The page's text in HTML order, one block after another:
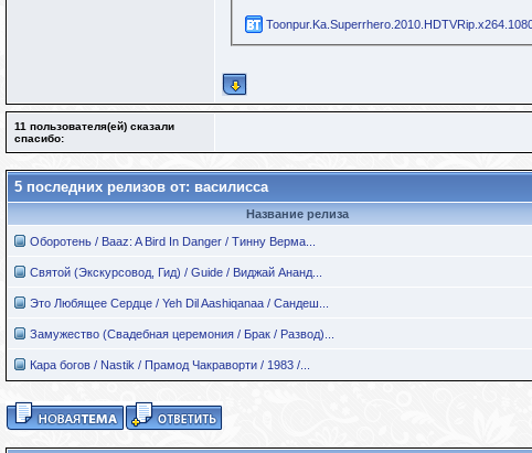
11 пользователя(ей) сказали
cпасибо:
5 последних релизов от: василисса
Название релиза
Оборотень / Baaz: A Bird In Danger / Тинну Верма...
Святой (Экскурсовод, Гид) / Guide / Виджай Ананд...
Это Любящее Сердце / Yeh Dil Aashiqanaa / Сандеш...
Замужество (Свадебная церемония / Брак / Развод)...
Кара богов / Nastik / Прамод Чакраворти / 1983 /...